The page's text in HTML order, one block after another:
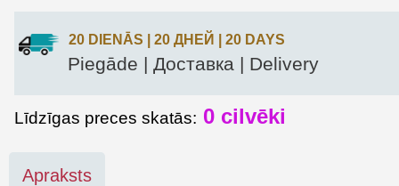
20 DIENĀS | 20 ДНЕЙ | 20 DAYS
Piegāde | Доставка | Delivery
Līdzīgas preces skatās: 0 cilvēki
Apraksts